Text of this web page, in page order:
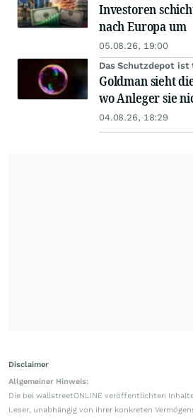
Investoren
nach Europa um
05.08.26, 19:00
Das Schutzdepot
Goldman sieht
wo Anleger sie
04.08.26, 18:29
Disclaimer
Allgemeiner Hinweis:
Die bei wallstreetONLINE veröffentlichten
Leser, unabhängig von ihrer konkreten